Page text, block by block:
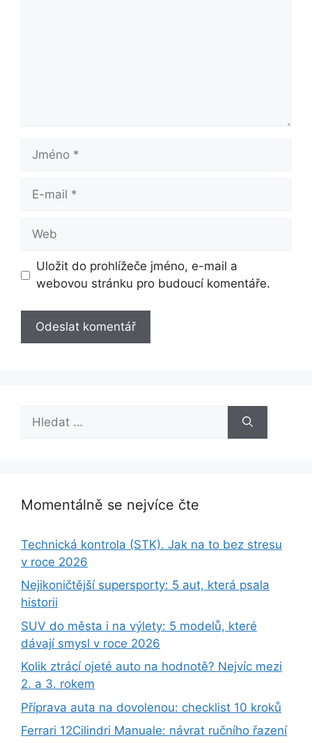
Jméno
Web
Uložit do prohlížeče jméno, e-mail a
webovou stránku pro budoucí komentáře.
Momentálně se nejvíce čte
Technická kontrola (STK). Jak na to bez stresu
v roce 2026
Nejikoničtější supersporty: 5 aut, která psala
historii
SUV do města i na výlety: 5 modelů, které
dávají smysl v roce 2026
Kolik ztrácí ojeté auto na hodnotě? Nejvíc mezi
2. a 3. rokem
Příprava auta na dovolenou: checklist 10 kroků
Ferrari 12Cilindri Manuale: návrat ručního řazení